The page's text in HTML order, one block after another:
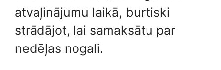
atvaļinājumu laikā, burtiski
strādājot, lai samaksātu par
nedēļas nogali.